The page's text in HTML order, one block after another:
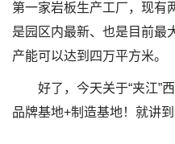
第一家岩板生产工厂，现有
是园区内最新、也是目前最
产能可以达到四万平方米。
好了，今天关于“夹江”
品牌基地+制造基地！就讲到